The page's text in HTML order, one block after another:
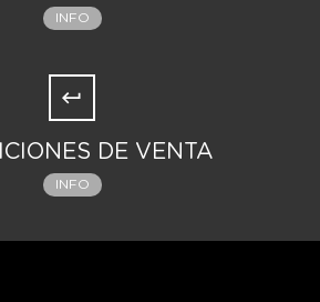
INFO
DE VENTA
INFO